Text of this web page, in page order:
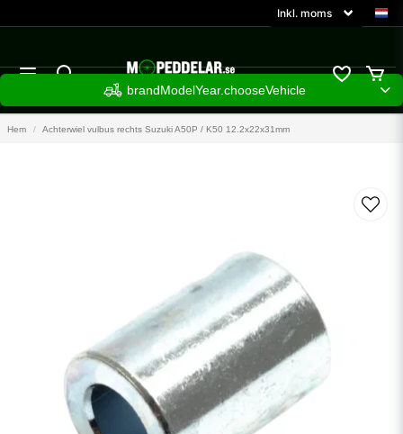
brandModelYear.chooseVehicle
Hem Achterwiel vulbus rechts Suzuki A50P / K50 12.2x22x31mm